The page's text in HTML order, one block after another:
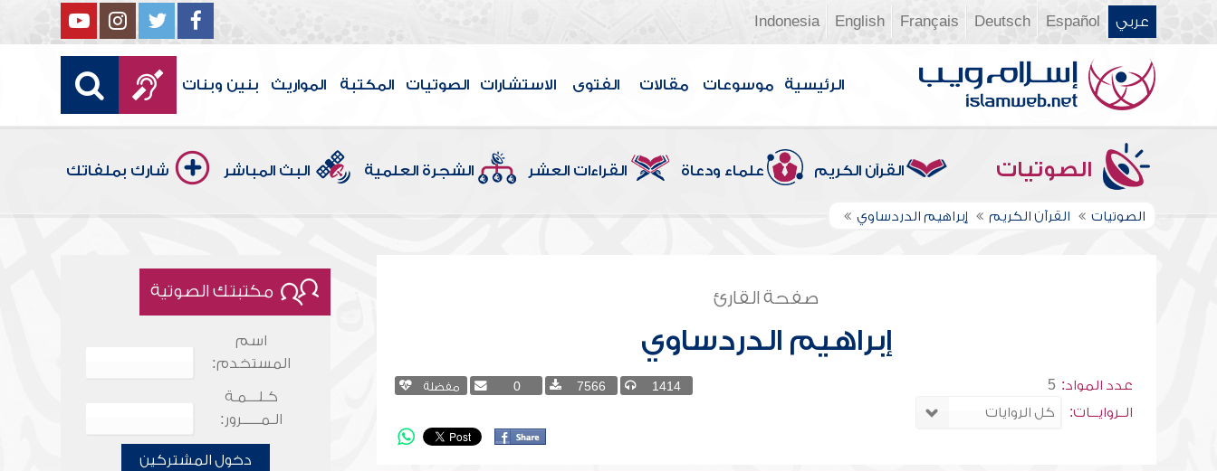
عربي Español
Deutsch
Français
English
Indonesia
الرئيسية موسوعات مقالات الفتوى الاستشارات الصوتيات المكتبة المواريث بنين وبنات
الصوتيات القرآن الكريم علماء ودعاة القراءات العشر الشجرة العلمية البث المباشر شارك بملفاتك
الصوتيات القرآن الكريم إبراهيم الدردساوي
صفحة القارئ
إبراهيم الدردساوي
عدد المواد: 5
الــروايـــات:
1414
7566
0 مفضلة
مكتبتك الصوتية
اسم
المستخدم:
كـلـــمـة
الـمـــــرور:
دخول المشتركين